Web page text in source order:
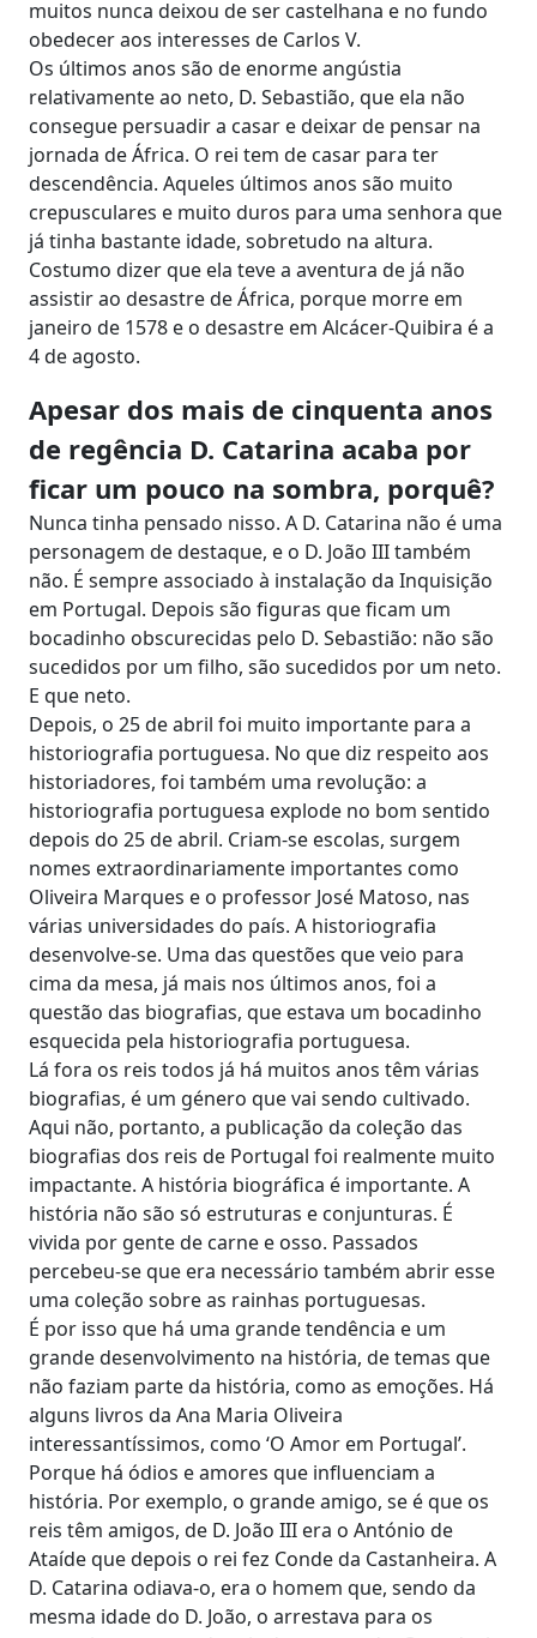
muitos nunca deixou de ser castelhana e no fundo
obedecer aos interesses de Carlos V.
Os últimos anos são de enorme angústia
relativamente ao neto, D. Sebastião, que ela não
consegue persuadir a casar e deixar de pensar na
jornada de África. O rei tem de casar para ter
descendência. Aqueles últimos anos são muito
crepusculares e muito duros para uma senhora que
já tinha bastante idade, sobretudo na altura.
Costumo dizer que ela teve a aventura de já não
assistir ao desastre de África, porque morre em
janeiro de 1578 e o desastre em Alcácer-Quibira é a
4 de agosto.
Apesar dos mais de cinquenta anos
de regência D. Catarina acaba por
ficar um pouco na sombra, porquê?
Nunca tinha pensado nisso. A D. Catarina não é uma
personagem de destaque, e o D. João III também
não. É sempre associado à instalação da Inquisição
em Portugal. Depois são figuras que ficam um
bocadinho obscurecidas pelo D. Sebastião: não são
sucedidos por um filho, são sucedidos por um neto.
E que neto.
Depois, o 25 de abril foi muito importante para a
historiografia portuguesa. No que diz respeito aos
historiadores, foi também uma revolução: a
historiografia portuguesa explode no bom sentido
depois do 25 de abril. Criam-se escolas, surgem
nomes extraordinariamente importantes como
Oliveira Marques e o professor José Matoso, nas
várias universidades do país. A historiografia
desenvolve-se. Uma das questões que veio para
cima da mesa, já mais nos últimos anos, foi a
questão das biografias, que estava um bocadinho
esquecida pela historiografia portuguesa.
Lá fora os reis todos já há muitos anos têm várias
biografias, é um género que vai sendo cultivado.
Aqui não, portanto, a publicação da coleção das
biografias dos reis de Portugal foi realmente muito
impactante. A história biográfica é importante. A
história não são só estruturas e conjunturas. É
vivida por gente de carne e osso. Passados
percebeu-se que era necessário também abrir esse
uma coleção sobre as rainhas portuguesas.
É por isso que há uma grande tendência e um
grande desenvolvimento na história, de temas que
não faziam parte da história, como as emoções. Há
alguns livros da Ana Maria Oliveira
interessantíssimos, como ‘O Amor em Portugal’.
Porque há ódios e amores que influenciam a
história. Por exemplo, o grande amigo, se é que os
reis têm amigos, de D. João III era o António de
Ataíde que depois o rei fez Conde da Castanheira. A
D. Catarina odiava-o, era o homem que, sendo da
mesma idade do D. João, o arrestava para os